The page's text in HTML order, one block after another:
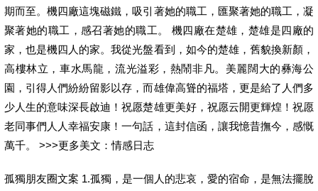
期而至。機四廠這塊磁鐵，吸引著她的職工，匯聚著她的職工，凝
聚著她的職工，感召著她的職工。 機四廠在楚雄，楚雄是四廠的
家，也是機四人的家。我從光盤看到，如今的楚雄，舊貌換新顏，
高樓林立，車水馬龍，流光溢彩，熱鬧非凡。美麗闊大的彝海公
園，引得人們紛紛留影以存，而雄偉高聳的福塔，更是給了人們多
少人生的意味深長啟迪！祝愿楚雄更美好，祝愿云開更輝煌！祝愿
老同事們人人幸福安康！一句話，這封信函，讓我憶昔撫今，感慨
萬千。 >>>更多美文：情感日志
孤獨朋友圈文案 1.孤獨，是一個人的悲哀，愛的宿命，是無法擺脫